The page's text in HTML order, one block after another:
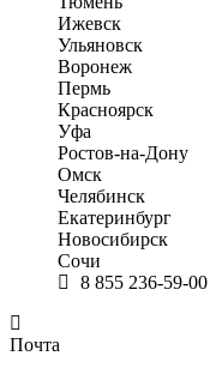
Ижевск
Ульяновск
Воронеж
Пермь
Красноярск
Уфа
Ростов-на-Дону
Омск
Челябинск
Екатеринбург
Новосибирск
Сочи
8 855 236-59-00
Почта